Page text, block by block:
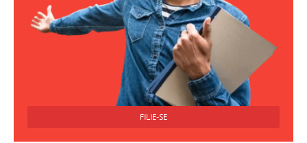
FILIE-SE